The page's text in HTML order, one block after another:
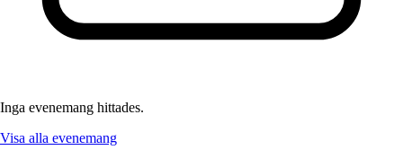
Inga evenemang hittades.
Visa alla evenemang